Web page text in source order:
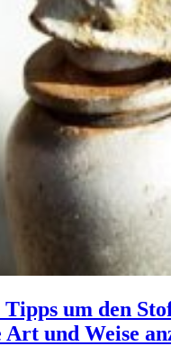
Tipps um den
und Weise